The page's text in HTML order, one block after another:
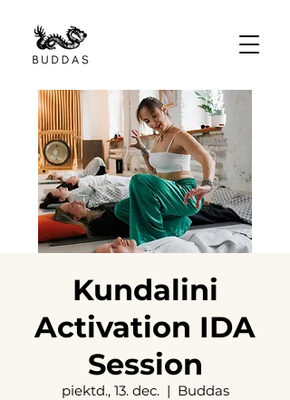
Kundalini
Activation IDA
Session
piektd., 13. dec.
  |
Buddas